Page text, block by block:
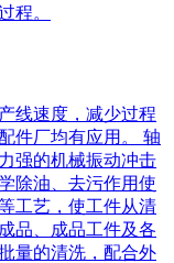
程。
线速度，减少过程
件厂均有应用。 轴
强的机械振动冲击
除油、去污作用使
工艺，使工件从清
品、成品工件及各
量的清洗，配合外